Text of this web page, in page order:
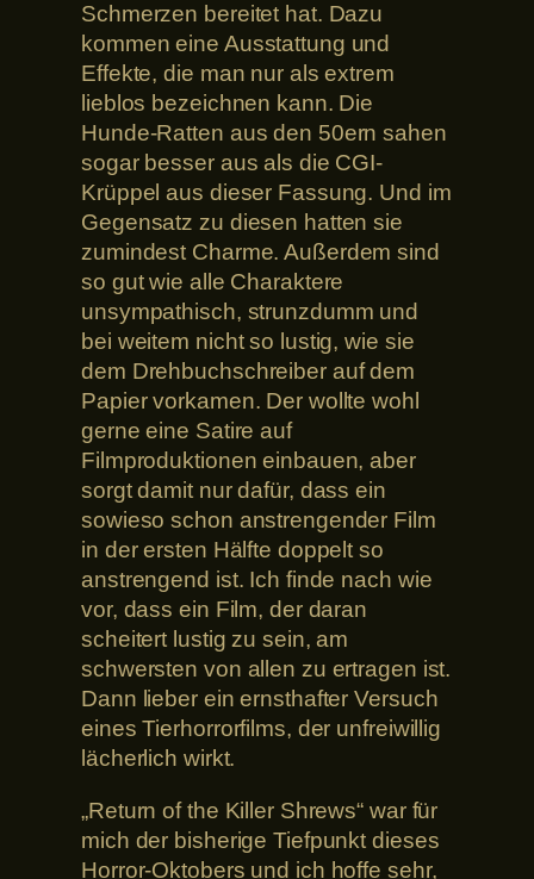
Schmerzen bereitet hat. Dazu
kommen eine Ausstattung und
Effekte, die man nur als extrem
lieblos bezeichnen kann. Die
Hunde-Ratten aus den 50ern sahen
sogar besser aus als die CGI-
Krüppel aus dieser Fassung. Und im
Gegensatz zu diesen hatten sie
zumindest Charme. Außerdem sind
so gut wie alle Charaktere
unsympathisch, strunzdumm und
bei weitem nicht so lustig, wie sie
dem Drehbuchschreiber auf dem
Papier vorkamen. Der wollte wohl
gerne eine Satire auf
Filmproduktionen einbauen, aber
sorgt damit nur dafür, dass ein
sowieso schon anstrengender Film
in der ersten Hälfte doppelt so
anstrengend ist. Ich finde nach wie
vor, dass ein Film, der daran
scheitert lustig zu sein, am
schwersten von allen zu ertragen ist.
Dann lieber ein ernsthafter Versuch
eines Tierhorrorfilms, der unfreiwillig
lächerlich wirkt.
„Return of the Killer Shrews“ war für
mich der bisherige Tiefpunkt dieses
Horror-Oktobers und ich hoffe sehr,